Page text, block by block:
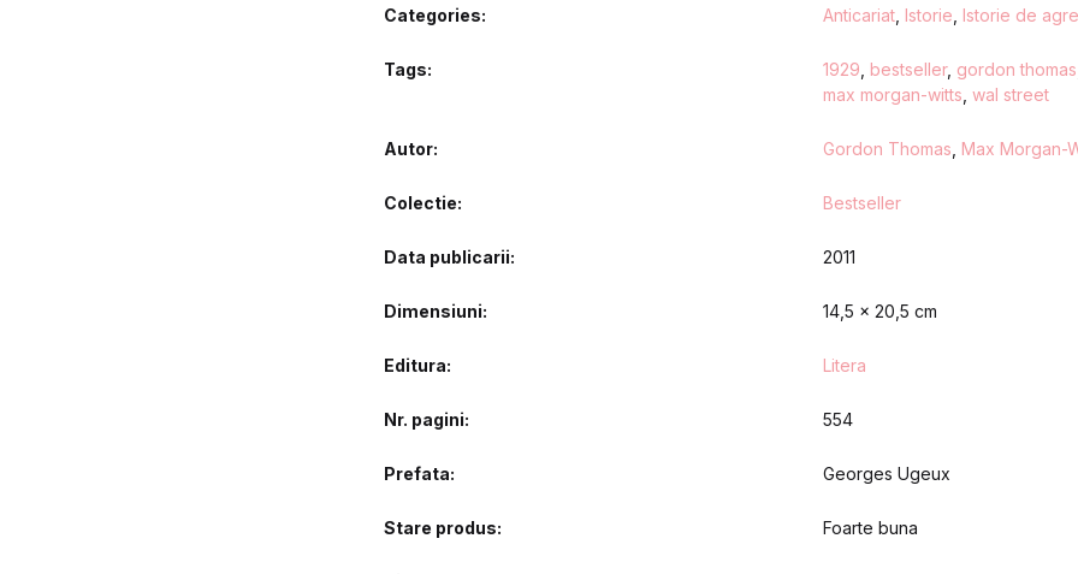
Categories: Anticariat Istorie Istorie de
Tags: 1929 bestseller, gordon thomas
max morgan-witts wal street
Autor Gordon Thomas Max Morgan-
Colectie Bestseller
Data publicarii 2011
Dimensiuni 14,5 x 20,5 cm
Editura Litera
Nr. pagini 554
Prefata Georges Ugeux
Stare produs Foarte buna